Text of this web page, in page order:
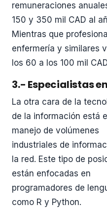
remuneraciones
150 y 350 mil CAD al
Mientras que
enfermería y similares
los 60 a los 100 mil
3.- Especialistas
La otra cara de la
de la información está
manejo de volúmenes
industriales de
la red. Este tipo de
están enfocadas en
programadores de
como R y Python.